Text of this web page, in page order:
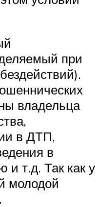
при
владельца
в ДТП,
в
и т.д. Так как у
молодой